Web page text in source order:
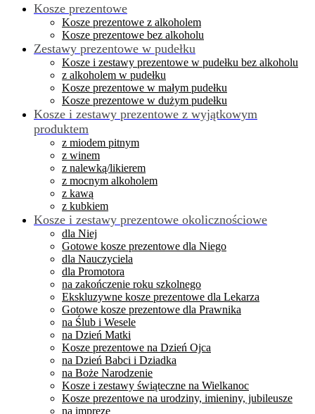
Kosze prezentowe
Kosze prezentowe z alkoholem
Kosze prezentowe bez alkoholu
Zestawy prezentowe w pudełku
Kosze i zestawy prezentowe w pudełku bez alkoholu
z alkoholem w pudełku
Kosze prezentowe w małym pudełku
Kosze prezentowe w dużym pudełku
Kosze i zestawy prezentowe z wyjątkowym
produktem
z miodem pitnym
z winem
z nalewką/likierem
z mocnym alkoholem
z kawą
z kubkiem
Kosze i zestawy prezentowe okolicznościowe
dla Niej
Gotowe kosze prezentowe dla Niego
dla Nauczyciela
dla Promotora
na zakończenie roku szkolnego
Ekskluzywne kosze prezentowe dla Lekarza
Gotowe kosze prezentowe dla Prawnika
na Ślub i Wesele
na Dzień Matki
Kosze prezentowe na Dzień Ojca
na Dzień Babci i Dziadka
na Boże Narodzenie
Kosze i zestawy świąteczne na Wielkanoc
Kosze prezentowe na urodziny, imieniny, jubileusze
na imprezę